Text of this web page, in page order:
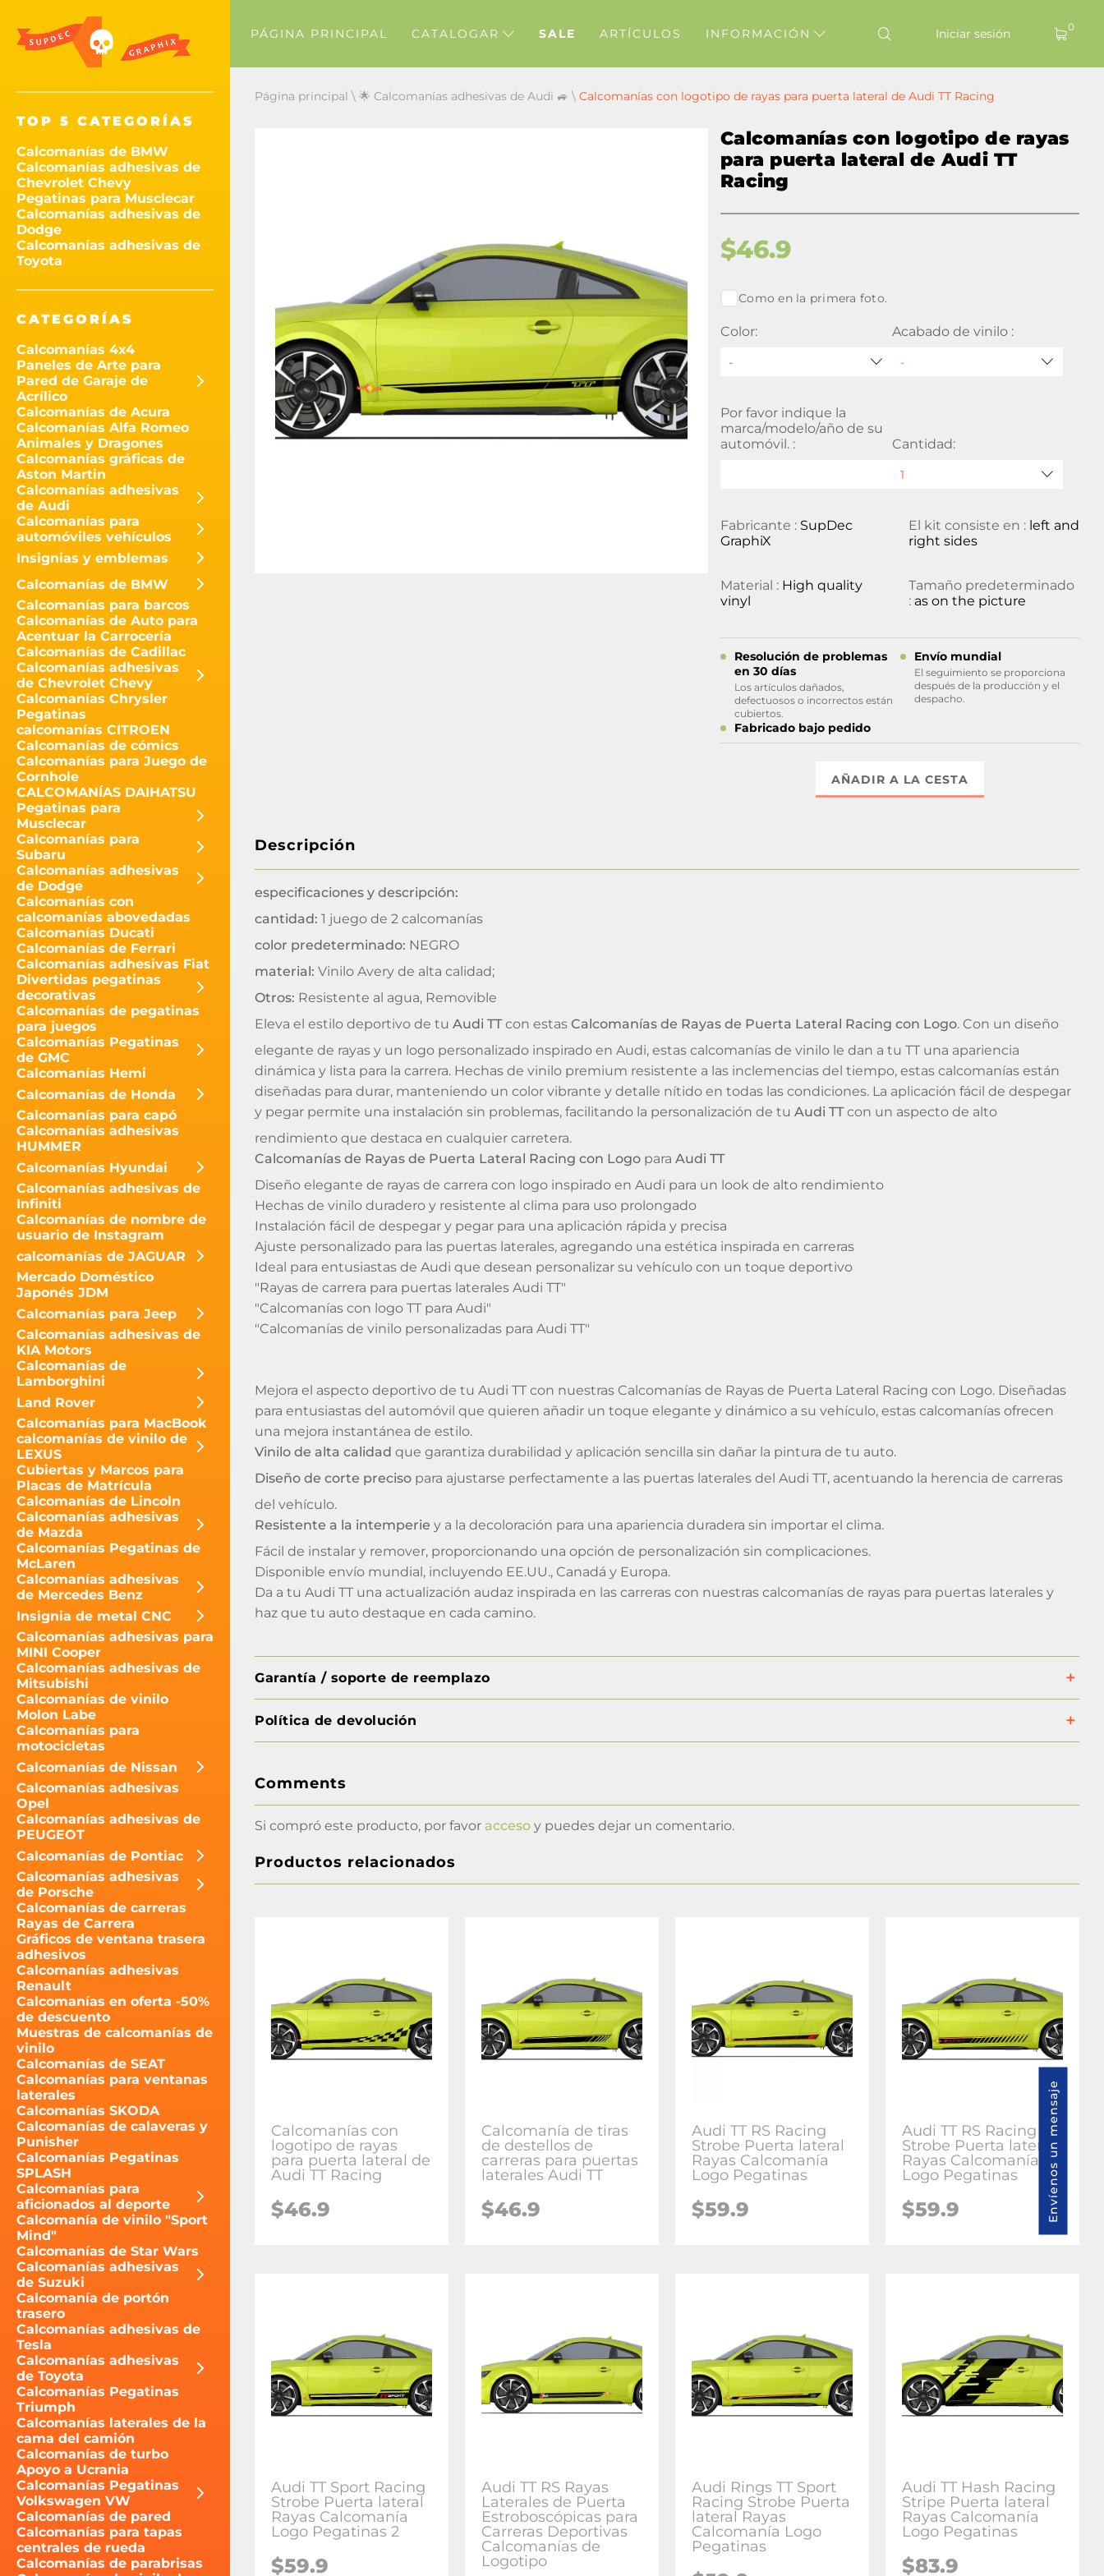
TOP 5 CATEGORÍAS
Calcomanías de BMW
Calcomanías adhesivas de
Chevrolet Chevy
Pegatinas para Musclecar
Calcomanías adhesivas de
Dodge
Calcomanías adhesivas de
Toyota
CATEGORÍAS
Calcomanías 4x4
Paneles de Arte para
Pared de Garaje de
Acrílico
Calcomanías de Acura
Calcomanías Alfa Romeo
Animales y Dragones
Calcomanías gráficas de
Aston Martin
Calcomanías adhesivas
de Audi
Calcomanías para
automóviles vehículos
Insignias y emblemas
Calcomanías de BMW
Calcomanías para barcos
Calcomanías de Auto para
Acentuar la Carrocería
Calcomanías de Cadillac
Calcomanías adhesivas
de Chevrolet Chevy
Calcomanías Chrysler
Pegatinas
calcomanías CITROEN
Calcomanías de cómics
Calcomanías para Juego de
Cornhole
CALCOMANÍAS DAIHATSU
Pegatinas para
Musclecar
Calcomanías para
Subaru
Calcomanías adhesivas
de Dodge
Calcomanías con
calcomanías abovedadas
Calcomanías Ducati
Calcomanías de Ferrari
Calcomanías adhesivas Fiat
Divertidas pegatinas
decorativas
Calcomanías de pegatinas
para juegos
Calcomanías Pegatinas
de GMC
Calcomanías Hemi
Calcomanías de Honda
Calcomanías para capó
Calcomanías adhesivas
HUMMER
Calcomanías Hyundai
Calcomanías adhesivas de
Infiniti
Calcomanías de nombre de
usuario de Instagram
calcomanías de JAGUAR
Mercado Doméstico
Japonés JDM
Calcomanías para Jeep
Calcomanías adhesivas de
KIA Motors
Calcomanías de
Lamborghini
Land Rover
Calcomanías para MacBook
calcomanías de vinilo de
LEXUS
Cubiertas y Marcos para
Placas de Matrícula
Calcomanías de Lincoln
Calcomanías adhesivas
de Mazda
Calcomanías Pegatinas de
McLaren
Calcomanías adhesivas
de Mercedes Benz
Insignia de metal CNC
Calcomanías adhesivas para
MINI Cooper
Calcomanías adhesivas de
Mitsubishi
Calcomanías de vinilo
Molon Labe
Calcomanías para
motocicletas
Calcomanías de Nissan
Calcomanías adhesivas
Opel
Calcomanías adhesivas de
PEUGEOT
Calcomanías de Pontiac
Calcomanías adhesivas
de Porsche
Calcomanías de carreras
Rayas de Carrera
Gráficos de ventana trasera
adhesivos
Calcomanías adhesivas
Renault
Calcomanías en oferta -50%
de descuento
Muestras de calcomanías de
vinilo
Calcomanías de SEAT
Calcomanías para ventanas
laterales
Calcomanías SKODA
Calcomanías de calaveras y
Punisher
Calcomanías Pegatinas
SPLASH
Calcomanías para
aficionados al deporte
Calcomanía de vinilo "Sport
Mind"
Calcomanías de Star Wars
Calcomanías adhesivas
de Suzuki
Calcomanía de portón
trasero
Calcomanías adhesivas de
Tesla
Calcomanías adhesivas
de Toyota
Calcomanías Pegatinas
Triumph
Calcomanías laterales de la
cama del camión
Calcomanías de turbo
Apoyo a Ucrania
Calcomanías Pegatinas
Volkswagen VW
Calcomanías de pared
Calcomanías para tapas
centrales de rueda
Calcomanías de parabrisas
PÁGINA PRINCIPAL CATALOGAR SALE ARTÍCULOS INFORMACIÓN Iniciar sesión 0
Página principal \ 🌟 Calcomanías adhesivas de Audi 🚙 \ Calcomanías con logotipo de rayas para puerta lateral de Audi TT Racing
Calcomanías con logotipo de rayas
para puerta lateral de Audi TT
Racing
$46.9
Como en la primera foto.
Color:
-
Acabado de vinilo :
Por favor indique la
marca/modelo/año de su
automóvil. :
Cantidad:
Fabricante : SupDec
GraphiX
El kit consiste en : left and
right sides
Material : High quality
vinyl
Tamaño predeterminado
: as on the picture
Resolución de problemas
en 30 días
Los artículos dañados,
defectuosos o incorrectos están
cubiertos.
Envío mundial
El seguimiento se proporciona
después de la producción y el
despacho.
Fabricado bajo pedido
AÑADIR A LA CESTA
Descripción
especificaciones y descripción:
cantidad: 1 juego de 2 calcomanías
color predeterminado: NEGRO
material: Vinilo Avery de alta calidad;
Otros: Resistente al agua, Removible
Eleva el estilo deportivo de tu Audi TTcon estas Calcomanías de Rayas de Puerta Lateral Racing con Logo. Con un diseño
elegante de rayas y un logo personalizado inspirado en Audi, estas calcomanías de vinilo le dan a tu TT una apariencia
dinámica y lista para la carrera. Hechas de vinilo premium resistente a las inclemencias del tiempo, estas calcomanías están
diseñadas para durar, manteniendo un color vibrante y detalle nítido en todas las condiciones. La aplicación fácil de despegar
y pegar permite una instalación sin problemas, facilitando la personalización de tu Audi TTcon un aspecto de alto
rendimiento que destaca en cualquier carretera.
Calcomanías de Rayas de Puerta Lateral Racing con Logo para Audi TT
Diseño elegante de rayas de carrera con logo inspirado en Audi para un look de alto rendimiento
Hechas de vinilo duradero y resistente al clima para uso prolongado
Instalación fácil de despegar y pegar para una aplicación rápida y precisa
Ajuste personalizado para las puertas laterales, agregando una estética inspirada en carreras
Ideal para entusiastas de Audi que desean personalizar su vehículo con un toque deportivo
"Rayas de carrera para puertas laterales Audi TT"
"Calcomanías con logo TT para Audi"
"Calcomanías de vinilo personalizadas para Audi TT"
Mejora el aspecto deportivo de tu Audi TT con nuestras Calcomanías de Rayas de Puerta Lateral Racing con Logo. Diseñadas
para entusiastas del automóvil que quieren añadir un toque elegante y dinámico a su vehículo, estas calcomanías ofrecen
una mejora instantánea de estilo.
Vinilo de alta calidad que garantiza durabilidad y aplicación sencilla sin dañar la pintura de tu auto.
Diseño de corte preciso para ajustarse perfectamente a las puertas laterales del Audi TT, acentuando la herencia de carreras
del vehículo.
Resistente a la intemperie y a la decoloración para una apariencia duradera sin importar el clima.
Fácil de instalar y remover, proporcionando una opción de personalización sin complicaciones.
Disponible envío mundial, incluyendo EE.UU., Canadá y Europa.
Da a tu Audi TT una actualización audaz inspirada en las carreras con nuestras calcomanías de rayas para puertas laterales y
haz que tu auto destaque en cada camino.
Garantía / soporte de reemplazo
Política de devolución
Comments
Si compró este producto, por favor acceso y puedes dejar un comentario.
Productos relacionados
Calcomanías con
logotipo de rayas
para puerta lateral de
Audi TT Racing
$46.9
Calcomanía de tiras
de destellos de
carreras para puertas
laterales Audi TT
$46.9
Audi TT RS Racing
Strobe Puerta lateral
Rayas Calcomanía
Logo Pegatinas
$59.9
Audi TT RS Racing
Strobe Puerta lateral
Rayas Calcomanía
Logo Pegatinas
$59.9
Audi TT Sport Racing
Strobe Puerta lateral
Rayas Calcomanía
Logo Pegatinas 2
$59.9
Audi TT RS Rayas
Laterales de Puerta
Estroboscópicas para
Carreras Deportivas
Calcomanías de
Logotipo
Audi Rings TT Sport
Racing Strobe Puerta
lateral Rayas
Calcomanía Logo
Pegatinas
Audi TT Hash Racing
Stripe Puerta lateral
Rayas Calcomanía
Logo Pegatinas
$83.9
Envíenos un mensaje